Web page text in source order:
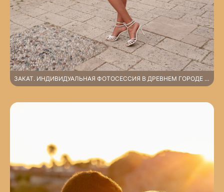
ЗАКАТ. ИНДИВИДУАЛЬНАЯ ФОТОСЕССИЯ В ДРЕВНЕМ ГОРОДЕ СИДЕ